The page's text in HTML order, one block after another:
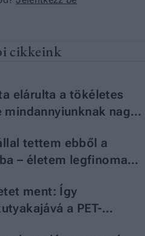
cikkeink
elárulta a tökéletes
nagy
tettem ebből a
– életem legfinomabb
ment: Így
a PET-